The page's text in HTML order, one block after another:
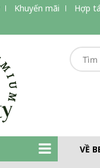
Khuyến mãi
Hợp
VỀ